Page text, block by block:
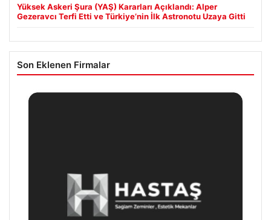
Yüksek Askeri Şura (YAŞ) Kararları Açıklandı: Alper
Gezeravcı Terfi Etti ve Türkiye’nin İlk Astronotu Uzaya Gitti
Son Eklenen Firmalar